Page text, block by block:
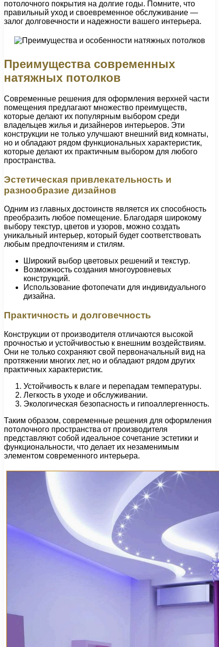
потолочного покрытия на долгие годы. Помните, что
правильный уход и своевременное обслуживание —
залог долговечности и надежности вашего интерьера.
Преимущества современных
натяжных потолков
Современные решения для оформления верхней части
помещения предлагают множество преимуществ,
которые делают их популярным выбором среди
владельцев жилья и дизайнеров интерьеров. Эти
конструкции не только улучшают внешний вид комнаты,
но и обладают рядом функциональных характеристик,
которые делают их практичным выбором для любого
пространства.
Эстетическая привлекательность и
разнообразие дизайнов
Одним из главных достоинств является их способность
преобразить любое помещение. Благодаря широкому
выбору текстур, цветов и узоров, можно создать
уникальный интерьер, который будет соответствовать
любым предпочтениям и стилям.
Широкий выбор цветовых решений и текстур.
Возможность создания многоуровневых
конструкций.
Использование фотопечати для индивидуального
дизайна.
Практичность и долговечность
Конструкции от производителя отличаются высокой
прочностью и устойчивостью к внешним воздействиям.
Они не только сохраняют свой первоначальный вид на
протяжении многих лет, но и обладают рядом других
практичных характеристик.
Устойчивость к влаге и перепадам температуры.
Легкость в уходе и обслуживании.
Экологическая безопасность и гипоаллергенность.
Таким образом, современные решения для оформления
потолочного пространства от производителя
представляют собой идеальное сочетание эстетики и
функциональности, что делает их незаменимым
элементом современного интерьера.